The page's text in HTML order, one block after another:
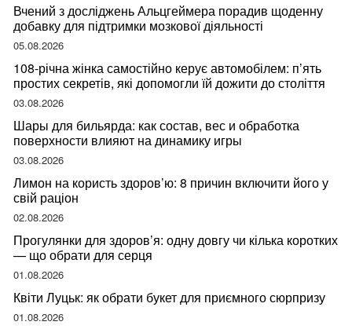
Вчений з досліджень Альцгеймера порадив щоденну
добавку для підтримки мозкової діяльності
05.08.2026
108-річна жінка самостійно керує автомобілем: п’ять
простих секретів, які допомогли їй дожити до століття
03.08.2026
Шары для бильярда: как состав, вес и обработка
поверхности влияют на динамику игры
03.08.2026
Лимон на користь здоров’ю: 8 причин включити його у
свій раціон
02.08.2026
Прогулянки для здоров’я: одну довгу чи кілька коротких
— що обрати для серця
01.08.2026
Квіти Луцьк: як обрати букет для приємного сюрпризу
01.08.2026